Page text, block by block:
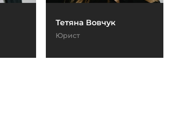
Тетяна Вовчук
Юрист